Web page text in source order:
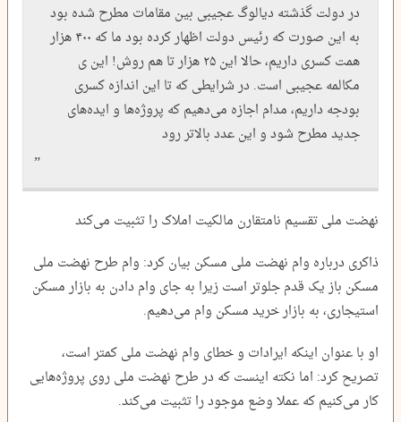
در دولت گذشته دیالوگ عجیبی بین مقامات مطرح شده بود
به این صورت که رئیس دولت اظهار کرده بود ما که ۴۰۰ هزار
همت کسری داریم، حالا این ۲۵ هزار تا هم روش! این ی
مکالمه عجیبی است. در شرایطی که تا این اندازه کسری
بودجه داریم، مدام اجازه می‌دهیم که پروژه‌ها و ایده‌های
جدید مطرح شود و این عدد بالاتر رود
نهضت ملی تقسیم نامتقارن مالکیت املاک را تثبیت می‌کند
ذاکری درباره وام نهضت ملی مسکن بیان کرد: وام طرح نهضت ملی
مسکن باز یک قدم جلوتر است زیرا به جای وام دادن به بازار مسکن
استیجاری، به بازار خرید مسکن وام می‌دهیم.
او با عنوان اینکه ایرادات و خطای وام نهضت ملی کمتر است،
تصریح کرد: اما نکته اینست که در طرح نهضت ملی روی پروژه‌هایی
کار می‌کنیم که عملا وضع موجود را تثبیت می‌کند.